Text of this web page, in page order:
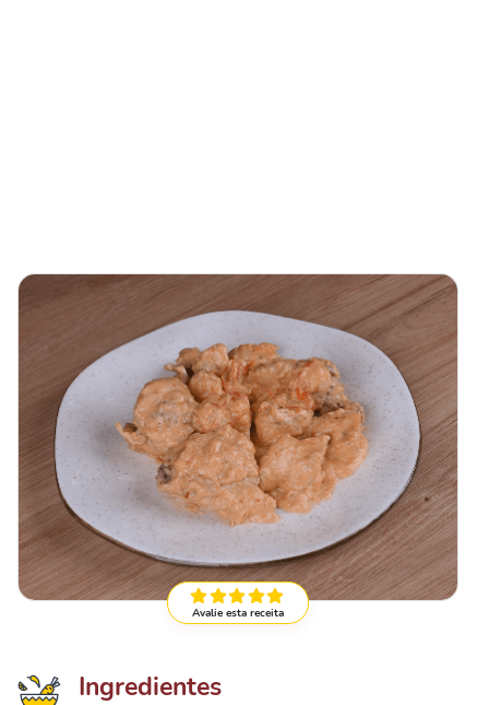
Avalie esta receita
Ingredientes